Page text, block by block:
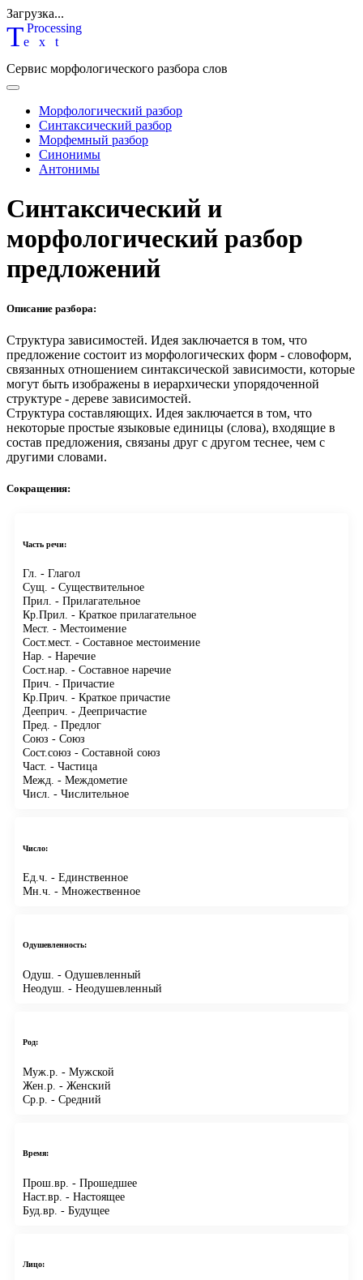
Загрузка...
Text
Processing
Сервис морфологического разбора слов
Морфологический разбор
Синтаксический разбор
Морфемный разбор
Синонимы
Антонимы
Синтаксический и
морфологический разбор
предложений
Описание разбора:
Структура зависимостей. Идея заключается в том, что
предложение состоит из морфологических форм - словоформ,
связанных отношением синтаксической зависимости, которые
могут быть изображены в иерархически упорядоченной
структуре - дереве зависимостей.
Структура составляющих. Идея заключается в том, что
некоторые простые языковые единицы (слова), входящие в
состав предложения, связаны друг с другом теснее, чем с
другими словами.
Сокращения:
Часть речи:
Гл. - Глагол
Сущ. - Существительное
Прил. - Прилагательное
Кр.Прил. - Краткое прилагательное
Мест. - Местоимение
Сост.мест. - Составное местоимение
Нар. - Наречие
Сост.нар. - Составное наречие
Прич. - Причастие
Кр.Прич. - Краткое причастие
Дееприч. - Деепричастие
Пред. - Предлог
Союз - Союз
Сост.союз - Составной союз
Част. - Частица
Межд. - Междометие
Числ. - Числительное
Число:
Ед.ч. - Единственное
Мн.ч. - Множественное
Одушевленность:
Одуш. - Одушевленный
Неодуш. - Неодушевленный
Род:
Муж.р. - Мужской
Жен.р. - Женский
Ср.р. - Средний
Время:
Прош.вр. - Прошедшее
Наст.вр. - Настоящее
Буд.вр. - Будущее
Лицо: